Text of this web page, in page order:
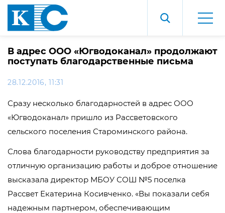
В адрес ООО «Югводоканал» продолжают
поступать благодарственные письма
28.12.2016, 11:31
Сразу несколько благодарностей в адрес ООО
«Югводоканал» пришло из Рассветовского
сельского поселения Староминского района.
Слова благодарности руководству предприятия за
отличную организацию работы и доброе отношение
высказала директор МБОУ СОШ №5 поселка
Рассвет Екатерина Косивченко. «Вы показали себя
надежным партнером, обеспечивающим